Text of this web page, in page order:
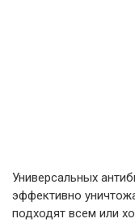
Универсальных
эффективно
подходят всем или